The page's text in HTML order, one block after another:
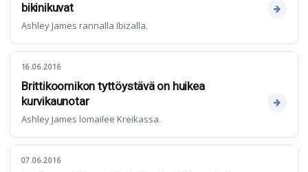
bikinikuvat
Ashley James rannalla Ibizalla.
16.06.2016
Brittikoomikon tyttöystävä on huikea
kurvikaunotar
Ashley James lomailee Kreikassa.
07.06.2016